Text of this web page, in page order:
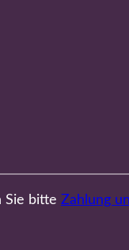
Sie bitte Zahlung